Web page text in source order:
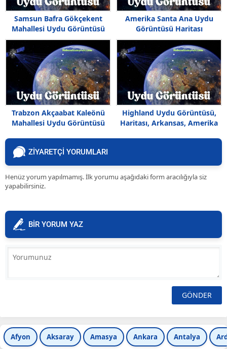
Samsun Bafra Gökçekent
Mahallesi Uydu Görüntüsü
Amerika Santa Ana Uydu
Görüntüsü Haritası
Trabzon Akçaabat Kaleönü
Mahallesi Uydu Görüntüsü
Highland Uydu Görüntüsü,
Haritası, Arkansas, Amerika
ZİYARETÇİ YORUMLARI
Henüz yorum yapılmamış. İlk yorumu aşağıdaki form aracılığıyla siz
yapabilirsiniz.
BİR YORUM YAZ
Afyon Aksaray Amasya Ankara Antalya